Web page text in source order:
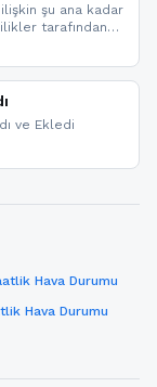
şu ana kadar
tarafından
olmak için
açabilirsiniz.
ve Ekledi
Hava Durumu
Hava Durumu